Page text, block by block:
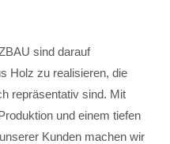
sind darauf
Holz zu realisieren, die
repräsentativ sind. Mit
und einem tiefen
Kunden machen wir